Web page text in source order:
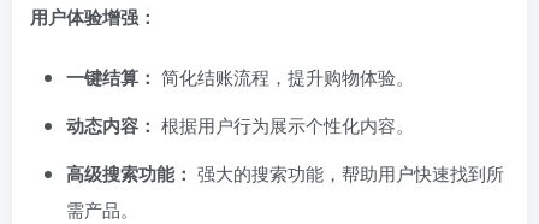
用户体验增强：
一键结算： 简化结账流程，提升购物体验。
动态内容： 根据用户行为展示个性化内容。
高级搜索功能： 强大的搜索功能，帮助用户快速找到所
需产品。